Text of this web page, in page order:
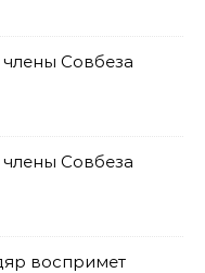
Совбеза
Совбеза
воспримет